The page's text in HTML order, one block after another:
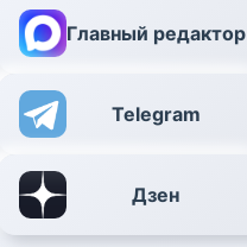
Главный редактор
Telegram
Дзен